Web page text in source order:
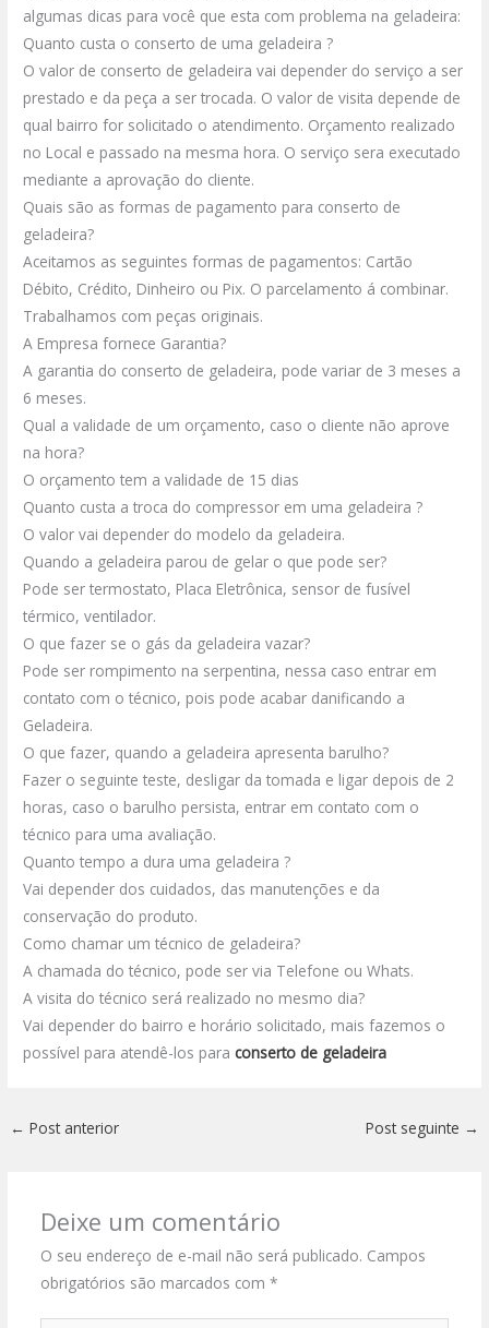
algumas dicas para você que esta com problema na geladeira:
Quanto custa o conserto de uma geladeira ?
O valor de conserto de geladeira vai depender do serviço a ser
prestado e da peça a ser trocada. O valor de visita depende de
qual bairro for solicitado o atendimento. Orçamento realizado
no Local e passado na mesma hora. O serviço sera executado
mediante a aprovação do cliente.
Quais são as formas de pagamento para conserto de
geladeira?
Aceitamos as seguintes formas de pagamentos: Cartão
Débito, Crédito, Dinheiro ou Pix. O parcelamento á combinar.
Trabalhamos com peças originais.
A Empresa fornece Garantia?
A garantia do conserto de geladeira, pode variar de 3 meses a
6 meses.
Qual a validade de um orçamento, caso o cliente não aprove
na hora?
O orçamento tem a validade de 15 dias
Quanto custa a troca do compressor em uma geladeira ?
O valor vai depender do modelo da geladeira.
Quando a geladeira parou de gelar o que pode ser?
Pode ser termostato, Placa Eletrônica, sensor de fusível
térmico, ventilador.
O que fazer se o gás da geladeira vazar?
Pode ser rompimento na serpentina, nessa caso entrar em
contato com o técnico, pois pode acabar danificando a
Geladeira.
O que fazer, quando a geladeira apresenta barulho?
Fazer o seguinte teste, desligar da tomada e ligar depois de 2
horas, caso o barulho persista, entrar em contato com o
técnico para uma avaliação.
Quanto tempo a dura uma geladeira ?
Vai depender dos cuidados, das manutenções e da
conservação do produto.
Como chamar um técnico de geladeira?
A chamada do técnico, pode ser via Telefone ou Whats.
A visita do técnico será realizado no mesmo dia?
Vai depender do bairro e horário solicitado, mais fazemos o
possível para atendê-los paraconserto de geladeira
← Post anterior Post seguinte →
Deixe um comentário
O seu endereço de e-mail não será publicado. Campos
obrigatórios são marcados com *